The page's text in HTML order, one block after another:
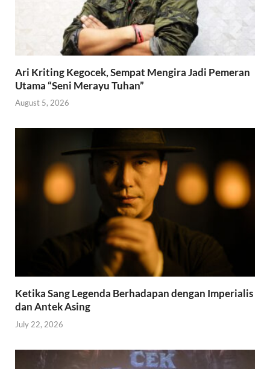
Ari Kriting Kegocek, Sempat Mengira Jadi Pemeran
Utama “Seni Merayu Tuhan”
August 5, 2026
Ketika Sang Legenda Berhadapan dengan Imperialis
dan Antek Asing
July 22, 2026